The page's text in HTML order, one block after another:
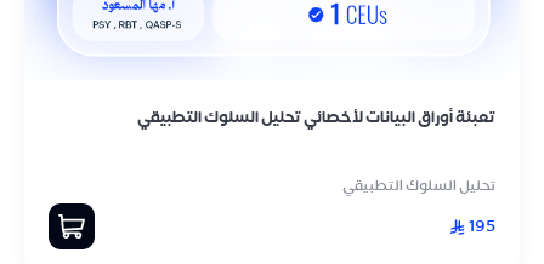
تعبئة أوراق البيانات لأخصائي تحليل السلوك التطبيقي
تحليل السلوك التطبيقي
195